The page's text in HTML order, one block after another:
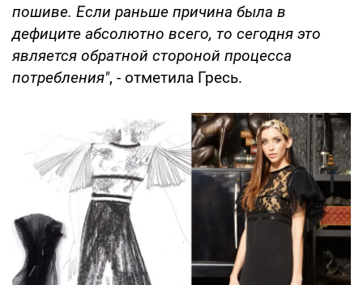
пошиве. Если раньше причина была в
дефиците абсолютно всего, то сегодня это
является обратной стороной процесса
потребления", - отметила Гресь.